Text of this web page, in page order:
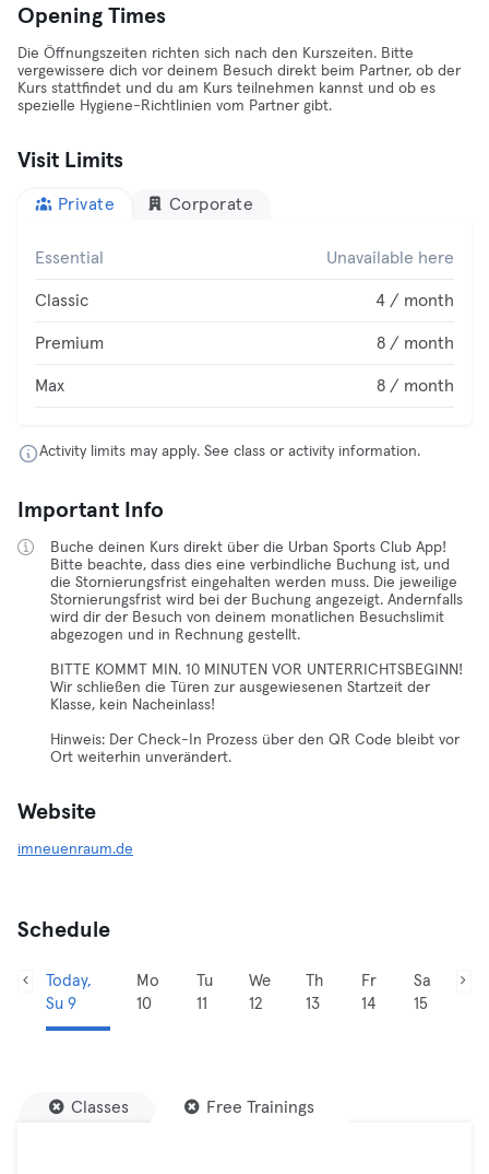
Opening Times
Die Öffnungszeiten richten sich nach den Kurszeiten. Bitte
vergewissere dich vor deinem Besuch direkt beim Partner, ob der
Kurs stattfindet und du am Kurs teilnehmen kannst und ob es
spezielle Hygiene-Richtlinien vom Partner gibt.
Visit Limits
Private Corporate
Essential Unavailable here
Classic 4 / month
Premium 8 / month
Max 8 / month
Activity limits may apply. See class or activity information.
Important Info
Buche deinen Kurs direkt über die Urban Sports Club App!
Bitte beachte, dass dies eine verbindliche Buchung ist, und
die Stornierungsfrist eingehalten werden muss. Die jeweilige
Stornierungsfrist wird bei der Buchung angezeigt. Andernfalls
wird dir der Besuch von deinem monatlichen Besuchslimit
abgezogen und in Rechnung gestellt.
BITTE KOMMT MIN. 10 MINUTEN VOR UNTERRICHTSBEGINN!
Wir schließen die Türen zur ausgewiesenen Startzeit der
Klasse, kein Nacheinlass!
Hinweis: Der Check-In Prozess über den QR Code bleibt vor
Ort weiterhin unverändert.
Website
imneuenraum.de
Schedule
Today,
Su 9
Mo
10
Tu
11
We
12
Th
13
Fr
14
Sa
15
Classes Free Trainings